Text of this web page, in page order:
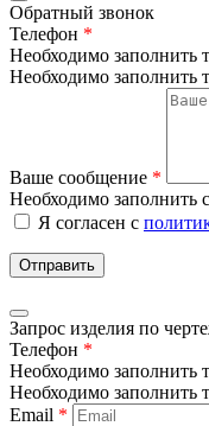
Обратный звонок
Телефон *
Необходимо заполнить
Необходимо заполнить
Ваше сообщение *
Необходимо заполнить
Я согласен с
Отправить
Запрос изделия по
Телефон *
Необходимо заполнить
Необходимо заполнить
Email *